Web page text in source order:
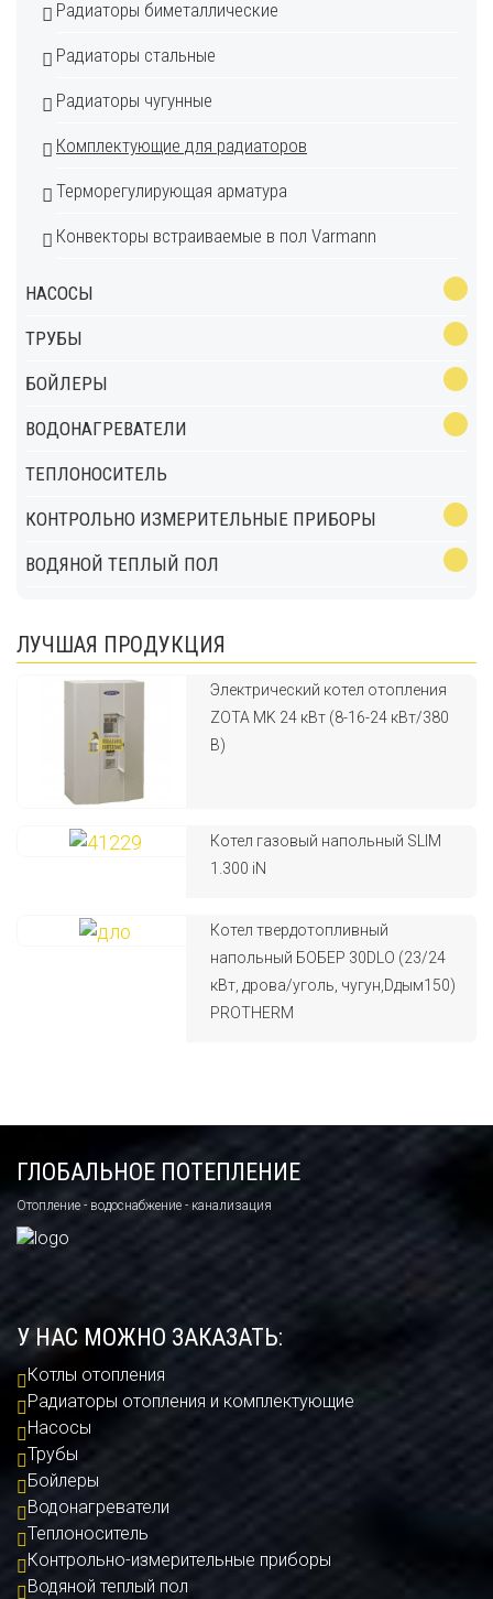
Радиаторы биметаллические
Радиаторы стальные
Радиаторы чугунные
Комплектующие для радиаторов
Терморегулирующая арматура
Конвекторы встраиваемые в пол Varmann
НАСОСЫ
ТРУБЫ
БОЙЛЕРЫ
ВОДОНАГРЕВАТЕЛИ
ТЕПЛОНОСИТЕЛЬ
КОНТРОЛЬНО ИЗМЕРИТЕЛЬНЫЕ ПРИБОРЫ
ВОДЯНОЙ ТЕПЛЫЙ ПОЛ
ЛУЧШАЯ ПРОДУКЦИЯ
Электрический котел отопления
ZOTA MK 24 кВт (8-16-24 кВт/380
В)
Котел газовый напольный SLIM
1.300 iN
Котел твердотопливный
напольный БОБЕР 30DLO (23/24
кВт, дрова/уголь, чугун,Dдым150)
PROTHERM
ГЛОБАЛЬНОЕ ПОТЕПЛЕНИЕ
Отопление - водоснабжение - канализация
У НАС МОЖНО ЗАКАЗАТЬ:
Котлы отопления
Радиаторы отопления и комплектующие
Насосы
Трубы
Бойлеры
Водонагреватели
Теплоноситель
Контрольно-измерительные приборы
Водяной теплый пол